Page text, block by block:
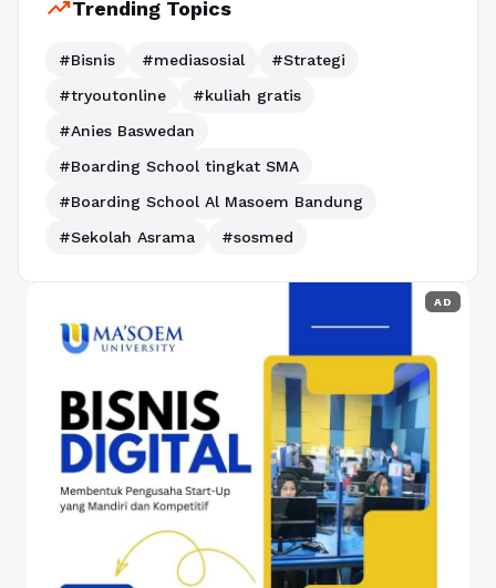
trending_upTrending Topics
#Bisnis #mediasosial
#Strategi
#tryoutonline
#kuliah gratis
#Anies Baswedan
#Boarding School tingkat SMA
#Boarding School Al Masoem Bandung
#Sekolah Asrama
#sosmed
AD